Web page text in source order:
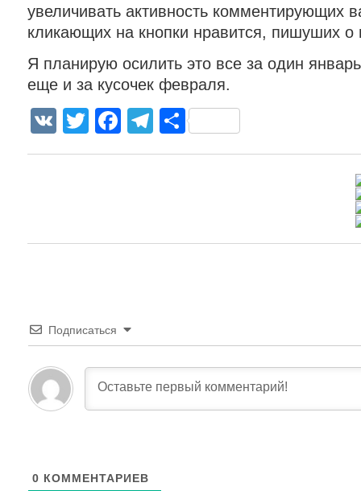
увеличивать активность комментирующих
кликающих на кнопки нравится, пишуших о
Я планирую осилить это все за один
еще и за кусочек февраля.
VK TwitterFacebook
Telegram
Отправить
Подписаться
0 КОММЕНТАРИЕВ